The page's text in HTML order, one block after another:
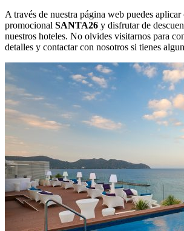
A través de nuestra página web puedes
promocional SANTA26 y disfrutar de
nuestros hoteles. No olvides visitarnos para
detalles y contactar con nosotros si tienes